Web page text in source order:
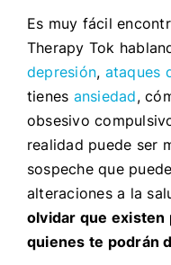
Es muy fácil
Therapy Tok
depresión, ataques
tienes ansiedad,
obsesivo
realidad puede ser
sospeche que
alteraciones a la
olvidar que existen
quienes te podrán